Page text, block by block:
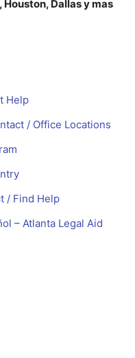
Dallas y mas
Help
/ Office Locations
/ Find Help
– Atlanta Legal Aid